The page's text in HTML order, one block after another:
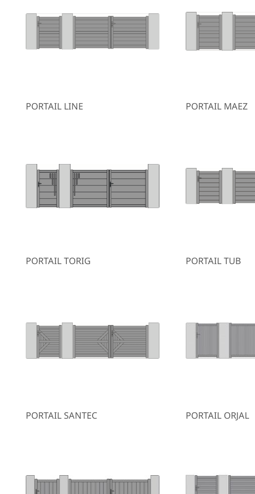
PORTAIL LINE PORTAIL MAEZ
PORTAIL TORIG PORTAIL TUB
PORTAIL SANTEC PORTAIL ORJAL